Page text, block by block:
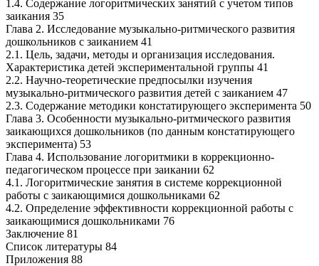
1.4. Содержание логоритмических занятий с учетом типов
заикания 35
Глава 2. Исследование музыкально-ритмического развития
дошкольников с заиканием 41
2.1. Цель, задачи, методы и организация исследования.
Характеристика детей экспериментальной группы 41
2.2. Научно-теоретические предпосылки изучения
музыкально-ритмического развития детей с заиканием 47
2.3. Содержание методики констатирующего эксперимента 50
Глава 3. Особенности музыкально-ритмического развития
заикающихся дошкольников (по данным констатирующего
эксперимента) 53
Глава 4. Использование логоритмики в коррекционно-
педагогическом процессе при заикании 62
4.1. Логоритмические занятия в системе коррекционной
работы с заикающимися дошкольниками 62
4.2. Определение эффективности коррекционной работы с
заикающимися дошкольниками 76
Заключение 81
Список литературы 84
Приложения 88